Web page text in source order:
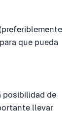
que pueda
posibilidad de
llevar